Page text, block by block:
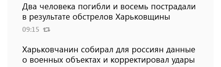
Два человека погибли и восемь пострадали
в результате обстрелов Харьковщины
09:15
Харьковчанин собирал для россиян данные
о военных объектах и ​​корректировал удары